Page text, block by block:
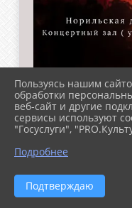
Пользуясь нашим
обработки
веб-сайт и другие
сервисы используют
"Госуслуги",
Подробнее
Подтверждаю